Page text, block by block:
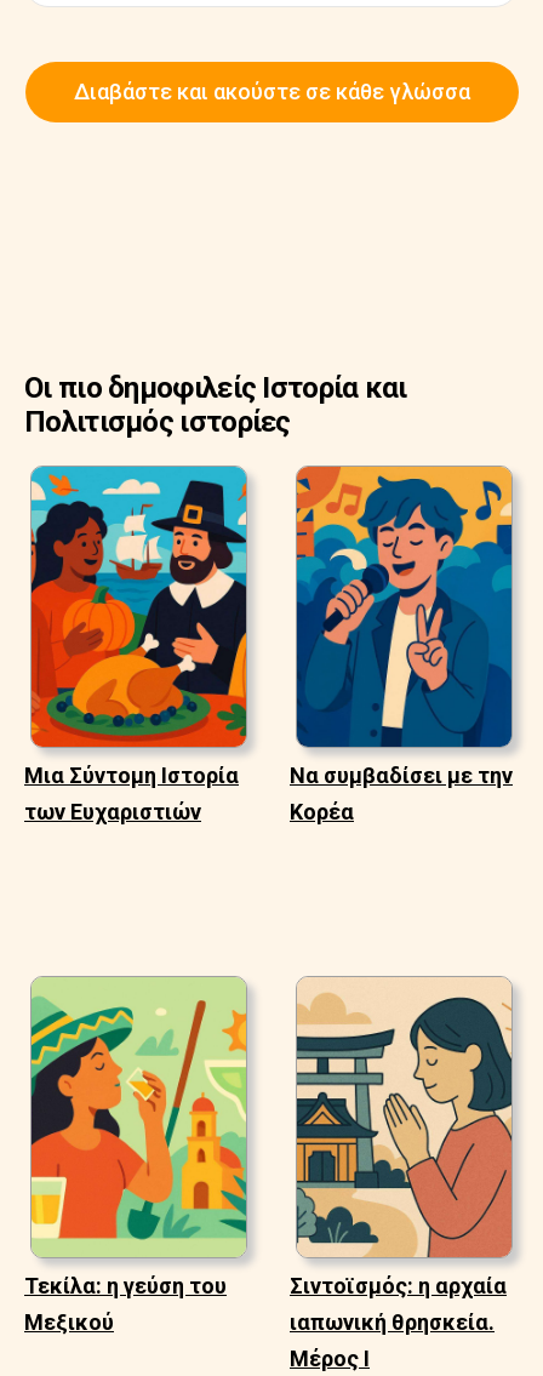
Διαβάστε και ακούστε σε κάθε γλώσσα
Οι πιο δημοφιλείς Ιστορία και
Πολιτισμός ιστορίες
Μια Σύντομη Ιστορία
των Ευχαριστιών
Να συμβαδίσει με την
Κορέα
Τεκίλα: η γεύση του
Μεξικού
Σιντοϊσμός: η αρχαία
ιαπωνική θρησκεία.
Μέρος Ι